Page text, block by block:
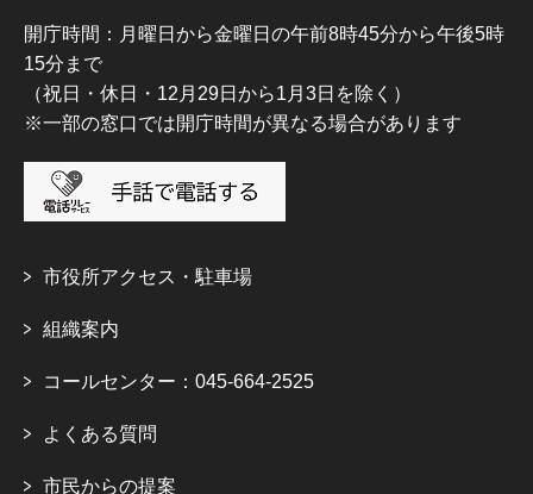
開庁時間：月曜日から金曜日の午前8時45分から午後5時
15分まで
（祝日・休日・12月29日から1月3日を除く）
※一部の窓口では開庁時間が異なる場合があります
市役所アクセス・駐車場
組織案内
コールセンター：045-664-2525
よくある質問
市民からの提案